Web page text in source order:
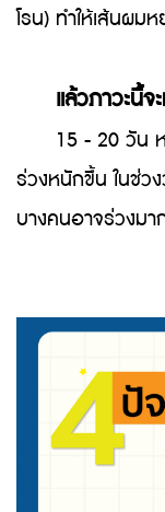
โรน) ทำให้เส้นผม
แล้วภาวะนี้จ
15 - 20 วัน หลั
ร่วงหนักขึ้น ในช่ว
บางคนอาจร่วงม